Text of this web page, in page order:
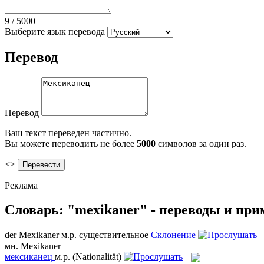
9 / 5000
Выберите язык перевода
Перевод
Перевод
Ваш текст переведен частично.
Вы можете переводить не более 5000 символов за один раз.
<>
Реклама
Словарь: "mexikaner" - переводы и
derMexikaner м.р. существительное Склонение
мн. Mexikaner
мексиканец м.р. (Nationalität)